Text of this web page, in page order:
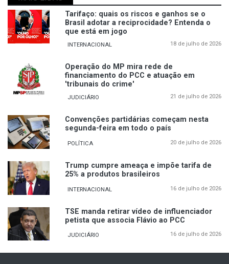
Tarifaço: quais os riscos e ganhos se o
Brasil adotar a reciprocidade? Entenda o
que está em jogo
INTERNACIONAL 18 de julho de 2026
Operação do MP mira rede de
financiamento do PCC e atuação em
'tribunais do crime'
JUDICIÁRIO 21 de julho de 2026
Convenções partidárias começam nesta
segunda-feira em todo o país
POLÍTICA 20 de julho de 2026
Trump cumpre ameaça e impõe tarifa de
25% a produtos brasileiros
INTERNACIONAL 16 de julho de 2026
TSE manda retirar vídeo de influenciador
petista que associa Flávio ao PCC
JUDICIÁRIO 16 de julho de 2026